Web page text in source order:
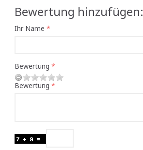
Bewertung hinzufügen:
Ihr Name
Bewertung
Bewertung